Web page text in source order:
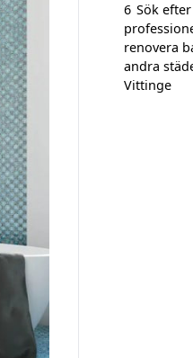
6 Sök
renovera
andra
Vittinge